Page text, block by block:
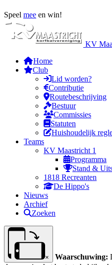
Speel mee en win!
KV
Home
Club
Lid worden?
Contributie
Routebeschrijving
Bestuur
Commissies
Statuten
Huishoudelijk
Teams
KV Maastricht 1
Programma
Stand &
1818 Recreanten
De Hippo's
Nieuws
Archief
Zoeken
× Waarschuwing: